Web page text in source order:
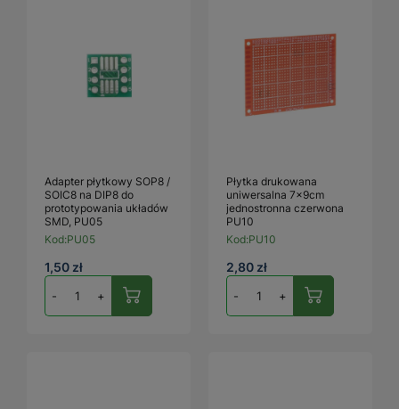
Adapter płytkowy SOP8 /
SOIC8 na DIP8 do
prototypowania układów
SMD, PU05
Kod:PU05
1,50 zł
- +
Płytka drukowana
uniwersalna 7x9cm
jednostronna czerwona
PU10
Kod:PU10
2,80 zł
- +